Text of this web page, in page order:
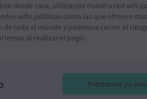
desde casa, utilizando nuestra red wifi
wifis públicas como las que ofrecen
todo el mundo y podemos correr el
al realizar el pago.
Préstamos ya